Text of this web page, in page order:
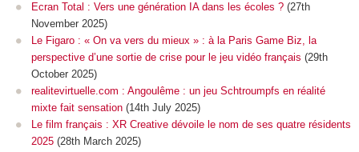
Ecran Total : Vers une génération IA dans les écoles ? (27th
November 2025)
Le Figaro : « On va vers du mieux » : à la Paris Game Biz, la
perspective d’une sortie de crise pour le jeu vidéo français (29th
October 2025)
realitevirtuelle.com : Angoulême : un jeu Schtroumpfs en réalité
mixte fait sensation (14th July 2025)
Le film français : XR Creative dévoile le nom de ses quatre résidents
2025 (28th March 2025)